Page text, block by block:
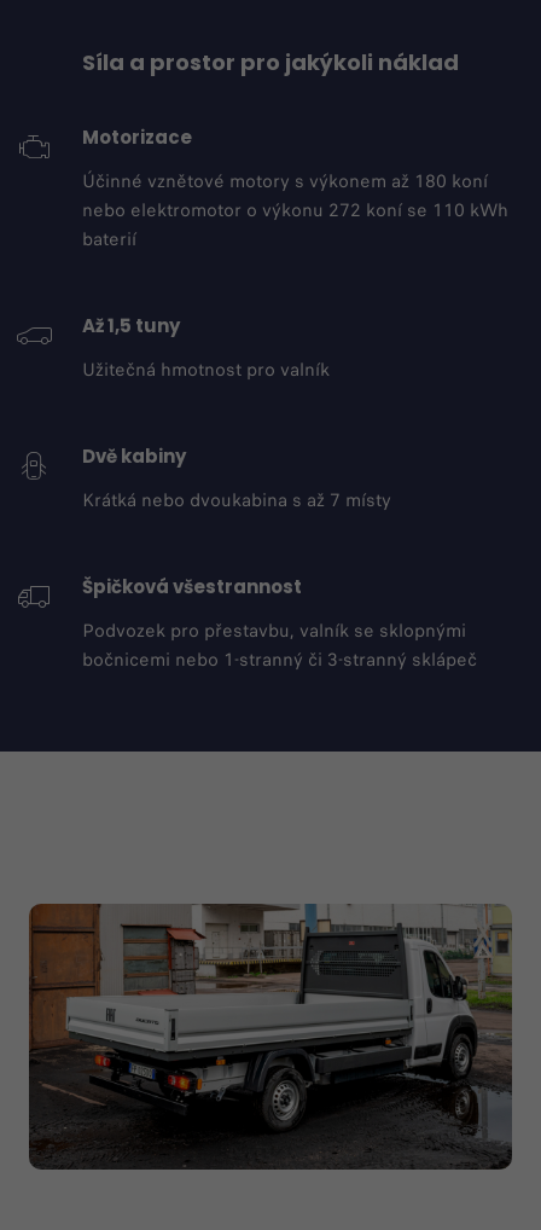
Síla a prostor pro jakýkoli náklad
Motorizace
Účinné vznětové motory s výkonem až 180 koní
nebo elektromotor o výkonu 272 koní se 110 kWh
baterií
Až 1,5 tuny
Užitečná hmotnost pro valník
Dvě kabiny
Krátká nebo dvoukabina s až 7 místy
Špičková všestrannost
Podvozek pro přestavbu, valník se sklopnými
bočnicemi nebo 1-stranný či 3-stranný sklápeč